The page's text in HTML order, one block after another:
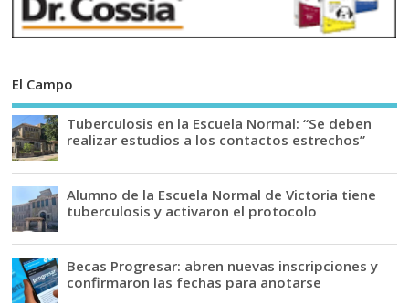
El Campo
Tuberculosis en la Escuela Normal: “Se deben
realizar estudios a los contactos estrechos”
Alumno de la Escuela Normal de Victoria tiene
tuberculosis y activaron el protocolo
Becas Progresar: abren nuevas inscripciones y
confirmaron las fechas para anotarse